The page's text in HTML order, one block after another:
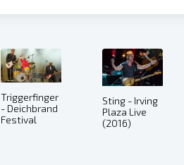
Triggerfinger
- Deichbrand
Festival
Sting - Irving
Plaza Live
(2016)